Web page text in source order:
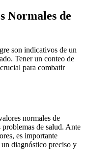
Normales de
son indicativos de un
Tener un conteo de
para combatir
normales de
problemas de salud. Ante
es importante
diagnóstico preciso y